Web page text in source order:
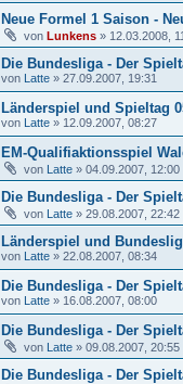
Neue Formel 1 Saison -
von Lunkens » 12.03.2008,
Die Bundesliga - Der
von Latte » 27.09.2007, 19:31
Länderspiel und Spieltag
von Latte » 12.09.2007, 08:27
EM-Qualifiaktionsspiel
von Latte » 04.09.2007, 12:00
Die Bundesliga - Der
von Latte » 29.08.2007, 22:42
Länderspiel und
von Latte » 22.08.2007, 08:34
Die Bundesliga - Der
von Latte » 16.08.2007, 08:00
Die Bundesliga - Der
von Latte » 09.08.2007, 20:55
Die Bundesliga - Der